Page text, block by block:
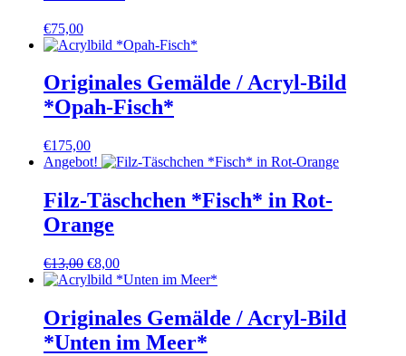
€75,00
Originales Gemälde / Acryl-Bild
*Opah-Fisch*
€175,00
Angebot!
Filz-Täschchen *Fisch* in Rot-
Orange
€13,00 Ursprünglicher
Preis
€13,00
€8,00Aktueller
Preis
€8,00.
Originales Gemälde / Acryl-Bild
*Unten im Meer*